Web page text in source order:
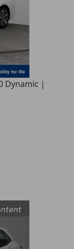
Dynamic |